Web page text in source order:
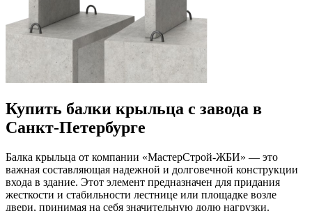
Купить балки крыльца с завода в
Санкт-Петербурге
Балка крыльца от компании «МастерСтрой-ЖБИ» — это
важная составляющая надежной и долговечной конструкции
входа в здание. Этот элемент предназначен для придания
жесткости и стабильности лестнице или площадке возле
двери, принимая на себя значительную долю нагрузки.